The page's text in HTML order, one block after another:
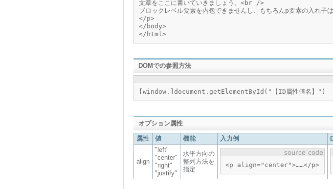
文章をここに書いていきましょう。<br />
ブロックレベル要素を内包できませんし、もちろんp要素の入れ子は
</p>
</body>
</html>
DOMでの参照方法
[window.]document.getElementById("【ID属性値名】")
オプション属性
属性 値 機能 入力例
align
"left"
"center"
"right"
"justify"
水平方向の
整列方法を
指定
<p align="center">……</p>